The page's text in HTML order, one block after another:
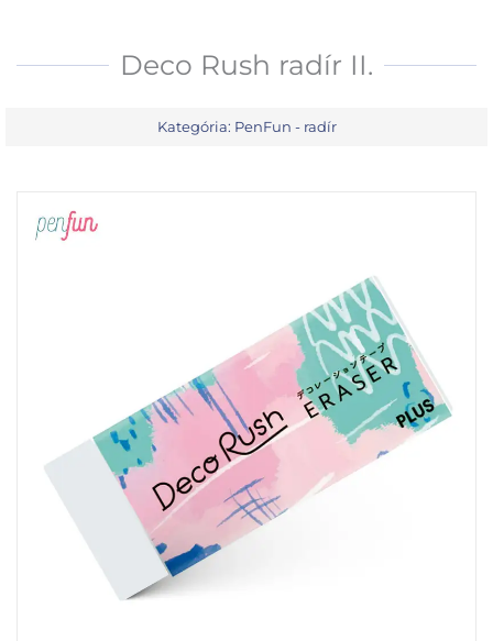
Deco Rush radír II.
Kategória: PenFun - radír